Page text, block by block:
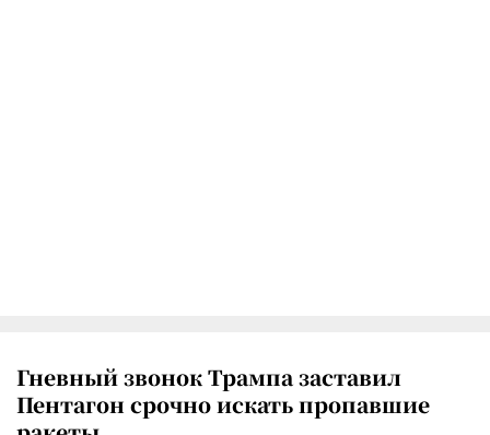
Гневный звонок Трампа заставил
Пентагон срочно искать пропавшие